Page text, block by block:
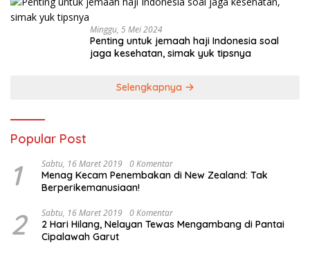
Minggu, 5 Mei 2024
Penting untuk jemaah haji Indonesia soal
jaga kesehatan, simak yuk tipsnya
Selengkapnya
Popular Post
1 Sabtu, 16 Maret 2019 0 Komentar
Menag Kecam Penembakan di New Zealand: Tak
Berperikemanusiaan!
2 Sabtu, 16 Maret 2019 0 Komentar
2 Hari Hilang, Nelayan Tewas Mengambang di Pantai
Cipalawah Garut